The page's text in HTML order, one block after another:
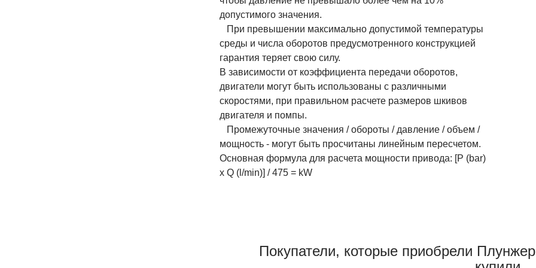
допустимого значения.
При превышении максимально допустимой температуры
среды и числа оборотов предусмотренного конструкцией
гарантия теряет свою силу.
В зависимости от коэффициента передачи оборотов,
двигатели могут быть использованы с различными
скоростями, при правильном расчете размеров шкивов
двигателя и помпы.
Промежуточные значения / обороты / давление / объем /
мощность - могут быть просчитаны линейным пересчетом.
Основная формула для расчета мощности привода: [P (bar)
x Q (l/min)] / 475 = kW
Покупатели, которые приобрели